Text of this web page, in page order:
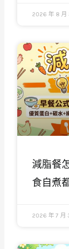
2026 年 8 月
減脂餐
食自煮
2026 年 7 月